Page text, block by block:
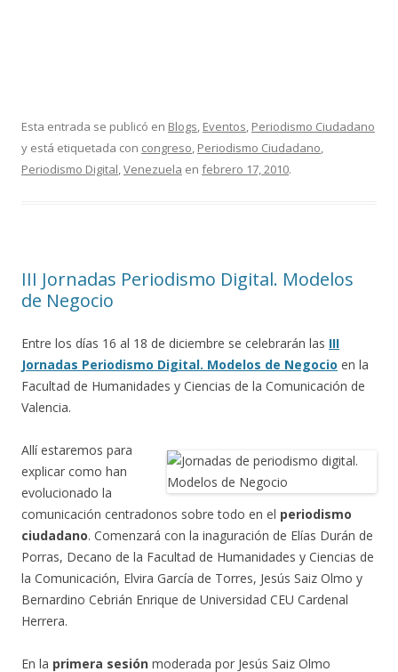
Esta entrada se publicó en Blogs, Eventos, Periodismo Ciudadano
y está etiquetada con congreso, Periodismo Ciudadano,
Periodismo Digital,Venezuela en febrero 17, 2010.
III Jornadas Periodismo Digital. Modelos
de Negocio
Entre los días 16 al 18 de diciembre se celebrarán las III
Jornadas Periodismo Digital. Modelos de Negocio en la
Facultad de Humanidades y Ciencias de la Comunicación de
Valencia.
Allí estaremos para
explicar como han
evolucionado la
comunicación centradonos sobre todo en el periodismo
ciudadano. Comenzará con la inaguración de Elías Durán de
Porras, Decano de la Facultad de Humanidades y Ciencias de
la Comunicación, Elvira García de Torres, Jesús Saiz Olmo y
Bernardino Cebrián Enrique de Universidad CEU Cardenal
Herrera.
En la primera sesión moderada por Jesús Saiz Olmo